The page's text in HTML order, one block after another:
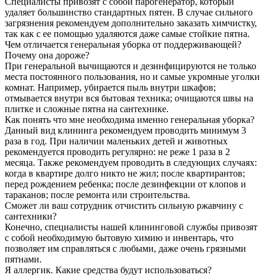
удаляет большинство стандартных пятен. В случае сильного
загрязнения рекомендуем дополнительно заказать химчистку,
так как с ее помощью удаляются даже самые стойкие пятна.
Чем отличается генеральная уборка от поддерживающей?
Почему она дороже?
При генеральной вычищаются и дезинфицируются не только
места постоянного пользования, но и самые укромные уголки
комнат. Например, убирается пыль внутри шкафов;
отмывается внутри вся бытовая техника; очищаются швы на
плитке и сложные пятна на сантехнике.
Как понять что мне необходима именно генеральная уборка?
Данный вид клининга рекомендуем проводить минимум 3
раза в год. При наличии маленьких детей и животных
рекомендуется проводить регулярно: не реже 1 раза в 2
месяца. Также рекомендуем проводить в следующих случаях:
когда в квартире долго никто не жил; после квартирантов;
перед рождением ребенка; после дезинфекции от клопов и
тараканов; после ремонта или строительства.
Сможет ли ваш сотрудник отчистить сильную ржавчину с
сантехники?
Конечно, специалисты нашей клининговой службы привозят
с собой необходимую бытовую химию и инвентарь, что
позволяет им справляться с любыми, даже очень грязными
пятнами.
Я аллергик. Какие средства будут использоваться?